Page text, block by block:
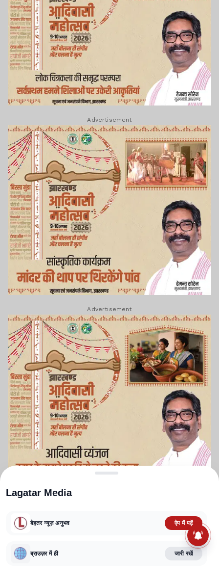
Advertisement
Advertisement
TERMS AND CONDITIONS
CORRECTIONS POLICY
FACT CHECKING POLICY
Lagatar Media Pvt. Ltd.
Lagatar Media
बेहतर न्यूज़ अनुभव ऐप में पढ़ें
ब्राउज़र में ही जारी रखें